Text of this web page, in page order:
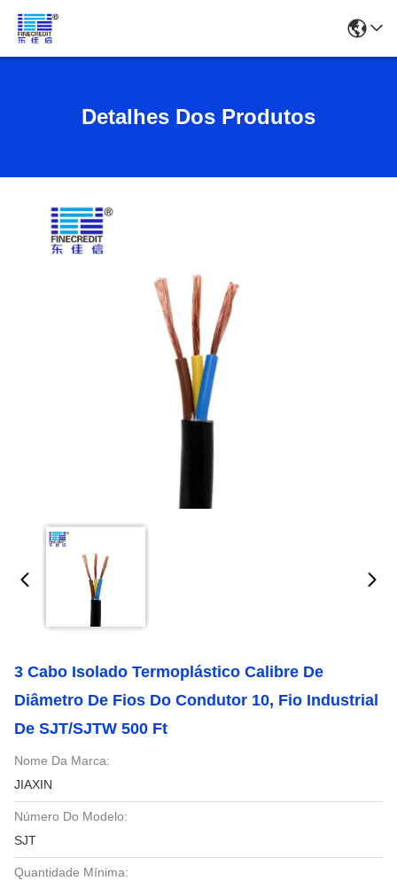
Detalhes Dos Produtos
3 Cabo Isolado Termoplástico Calibre De
Diâmetro De Fios Do Condutor 10, Fio Industrial
De SJT/SJTW 500 Ft
Nome Da Marca:
JIAXIN
Número Do Modelo:
SJT
Quantidade Mínima: